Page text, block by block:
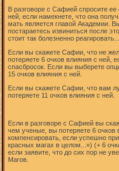
В разговоре с Сафией спросите
ней, если намекнете, что она
мать является главой Академии.
постараетесь извиниться после
стоит так болезненно
Если вы скажете Сафии, что не
потеряете 6 очков влияния с ней,
спасбросок. Если вы выберете
15 очков влияния с ней.
Если вы скажете Сафии, что вам
потеряете 11 очков влияния с ней.
Если в разговоре с Сафией вы
чем ученые, вы потеряете 6 очков
компенсировать, если успешно
красных магах в целом...») (+ 6
если заявите, что до сих пор не
Магов.